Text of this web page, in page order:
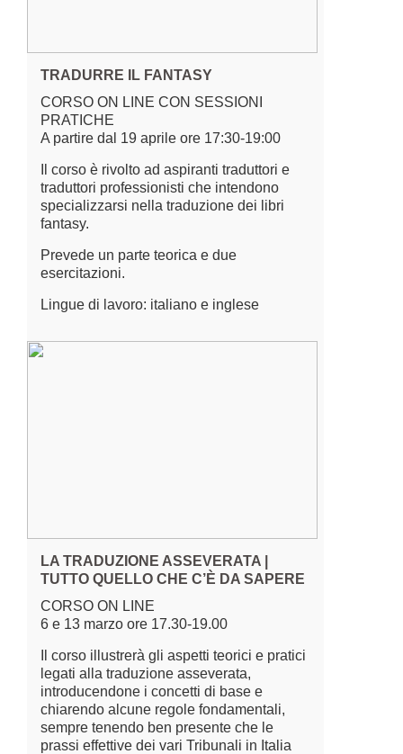
TRADURRE IL FANTASY
CORSO ON LINE CON SESSIONI
PRATICHE
A partire dal 19 aprile ore 17:30-19:00
Il corso è rivolto ad aspiranti traduttori e
traduttori professionisti che intendono
specializzarsi nella traduzione dei libri
fantasy.
Prevede un parte teorica e due
esercitazioni.
Lingue di lavoro: italiano e inglese
LA TRADUZIONE ASSEVERATA |
TUTTO QUELLO CHE C’È DA SAPERE
CORSO ON LINE
6 e 13 marzo ore 17.30-19.00
Il corso illustrerà gli aspetti teorici e pratici
legati alla traduzione asseverata,
introducendone i concetti di base e
chiarendo alcune regole fondamentali,
sempre tenendo ben presente che le
prassi effettive dei vari Tribunali in Italia